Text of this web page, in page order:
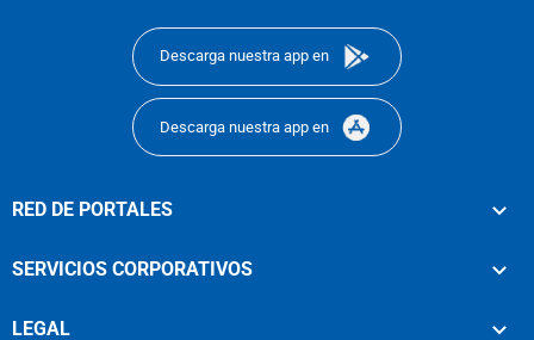
Descarga nuestra app en
Descarga nuestra app en
RED DE PORTALES
SERVICIOS CORPORATIVOS
LEGAL